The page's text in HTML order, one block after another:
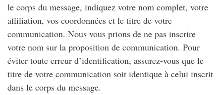
le corps du message, indiquez votre nom complet, votre
affiliation, vos coordonnées et le titre de votre
communication. Nous vous prions de ne pas inscrire
votre nom sur la proposition de communication. Pour
éviter toute erreur d’identification, assurez-vous que le
titre de votre communication soit identique à celui inscrit
dans le corps du message.